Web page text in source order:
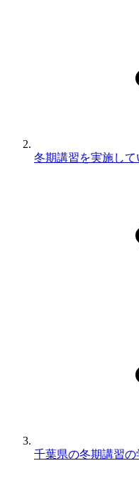
冬期講習を実施し
千葉県の冬期講習